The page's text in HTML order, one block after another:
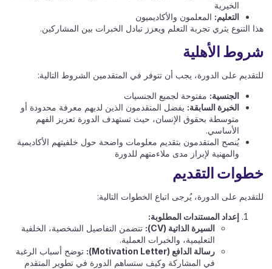
الخيرية​
التعليم: المعلمون والأكاديميون​
هذا التنوع يثري تجربة التعلم ويعزز تبادل الخبرات بين المشاركين.​
شروط الأهلية
للتقديم على الدورة، يجب أن تتوفر في المتقدمين الشروط التالية:​
الجنسية: مفتوحة لجميع الجنسيات​
الخبرة السابقة: يفضل المتقدمون الذين لديهم معرفة محدودة أو
متوسطة بحقوق الإنسان، حيث تستهدف الدورة تعزيز الفهم
الأساسي.​
يُنصح المتقدمون بتقديم معلومات واضحة حول خلفيتهم الأكاديمية
والمهنية لإبراز مدى ملاءمتهم للدورة
خطوات التقديم
للتقديم على الدورة، يُرجى اتباع الخطوات التالية:
إعداد المستندات المطلوبة:
السيرة الذاتية (CV):
تتضمن التفاصيل الشخصية، الخلفية
التعليمية، والخبرات العملية.​
رسالة الدافع (Motivation Letter):
توضح أسباب الرغبة
في المشاركة وكيف ستساهم الدورة في تطوير المتقدم